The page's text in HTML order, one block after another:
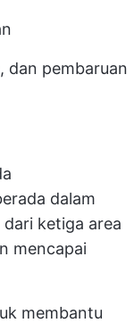
dan pembaruan
dalam
ketiga area
mencapai
membantu